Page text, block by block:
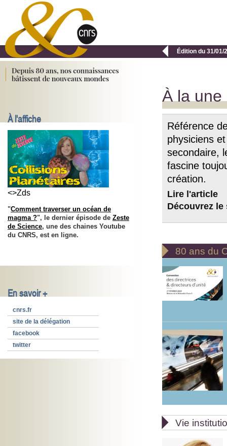
 Édition du 31/01/
À l'affiche
<>Zds
"Comment traverser un océan de
magma ?", le dernier épisode de Zeste
de Science, une des chaines Youtube
du CNRS, est en ligne.
En savoir +
cnrs.fr
site de la délégation
facebook
twitter
À la une
Référence
physiciens
secondaire,
fascine
création.
Lire l'article
Découvrez le
 80 ans du
 Vie